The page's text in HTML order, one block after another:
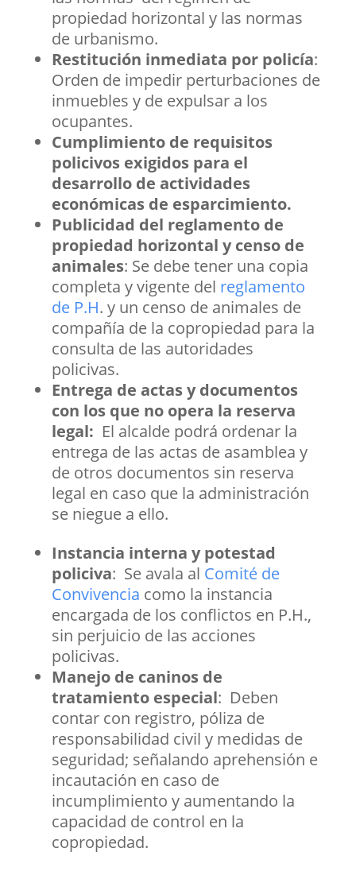
propiedad horizontal y las normas
de urbanismo.
Restitución inmediata por policía:
Orden de impedir perturbaciones de
inmuebles y de expulsar a los
ocupantes.
Cumplimiento de requisitos
policivos exigidos para el
desarrollo de actividades
económicas de esparcimiento.
Publicidad del reglamento de
propiedad horizontal y censo de
animales: Se debe tener una copia
completa y vigente del reglamento
de P.H. y un censo de animales de
compañía de la copropiedad para la
consulta de las autoridades
policivas.
Entrega de actas y documentos
con los que no opera la reserva
legal: El alcalde podrá ordenar la
entrega de las actas de asamblea y
de otros documentos sin reserva
legal en caso que la administración
se niegue a ello.
Instancia interna y potestad
policiva: Se avala al Comité de
Convivencia como la instancia
encargada de los conflictos en P.H.,
sin perjuicio de las acciones
policivas.
Manejo de caninos de
tratamiento especial: Deben
contar con registro, póliza de
responsabilidad civil y medidas de
seguridad; señalando aprehensión e
incautación en caso de
incumplimiento y aumentando la
capacidad de control en la
copropiedad.